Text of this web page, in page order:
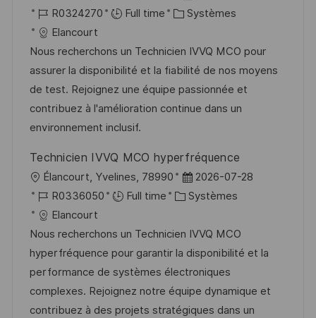
o
c
a
l
i
s
a
o
a
e
d
’
a
i
c
h
g
e
R
é
f
é
r
e
n
e
d
u
p
o
s
t
e
R0324270 Full time
C
t
é
g
o
e
Systèmes
Elancourt
Nous recherchons un Technicien IVVQ MCO pour
assurer la disponibilité et la fiabilité de nos moyens
de test. Rejoignez une équipe passionnée et
contribuez à l'amélioration continue dans un
environnement inclusif.
Technicien IVVQ MCO hyperfréquence
o
c
a
l
i
s
a
Élancourt, Yvelines, 78990
D
a
e
d
’
a
f
2026-07-28
R
é
f
é
r
e
n
R0336050 Full time
C
t
é
g
o
r
Systèmes
Elancourt
Nous recherchons un Technicien IVVQ MCO
hyperfréquence pour garantir la disponibilité et la
performance de systèmes électroniques
complexes. Rejoignez notre équipe dynamique et
contribuez à des projets stratégiques dans un